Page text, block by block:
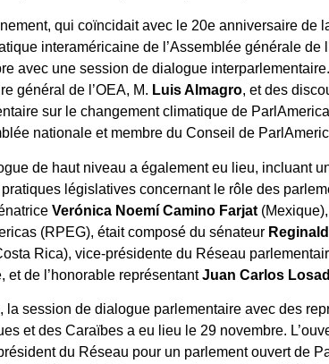
qui coïncidait avec le 20e anniversaire de
interaméricaine de l’Assemblée générale
avec une session de dialogue
général de l’OEA, M. Luis Almagro, et des
sur le changement climatique de
nationale et membre du Conseil de
de haut niveau a également eu lieu, incluant
législatives concernant le rôle des
Verónica Noemí Camino Farjat
(RPEG), était composé du sénateur
Rica), vice-présidente du Réseau
et de l’honorable représentantJuan Carlos
la session de dialogue parlementaire avec des
et des Caraïbes a eu lieu le 29 novembre.
du Réseau pour un parlement ouvert de